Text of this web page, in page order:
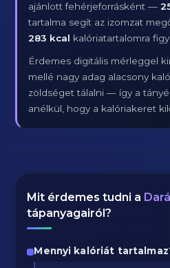
ajánlott fehérjeforrásként —
tartalma segít az izomzat
283 kcal kalóriatartalomra
Érdemes digitális mérleggel
mellé nagy adag alacsony
zöldséget tálalni — így a
anélkül, hogy a kalóriakeret
Mit érdemes tudni a
tápanyagairól?
Mennyi kalóriát